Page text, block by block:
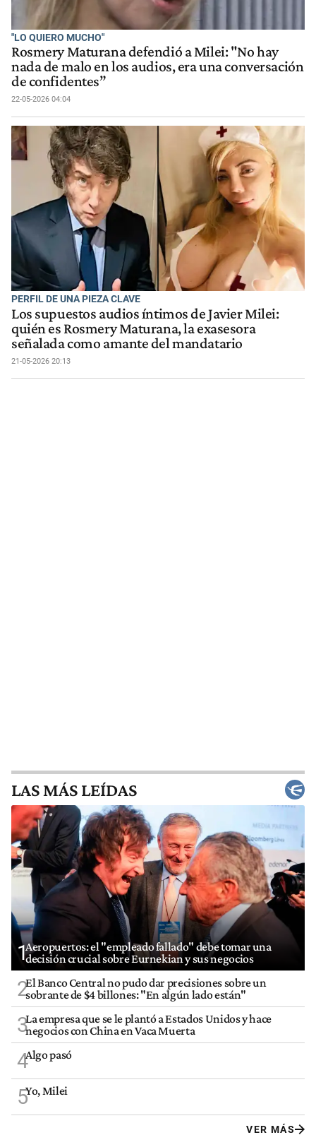
"LO QUIERO MUCHO"
Rosmery Maturana defendió a Milei: "No hay
nada de malo en los audios, era una conversación
de confidentes”
22-05-2026 04:04
PERFIL DE UNA PIEZA CLAVE
Los supuestos audios íntimos de Javier Milei:
quién es Rosmery Maturana, la exasesora
señalada como amante del mandatario
21-05-2026 20:13
LAS MÁS LEÍDAS
1Aeropuertos: el "empleado fallado" debe tomar una
decisión crucial sobre Eurnekian y sus negocios
2El Banco Central no pudo dar precisiones sobre un
sobrante de $4 billones: "En algún lado están"
3La empresa que se le plantó a Estados Unidos y hace
negocios con China en Vaca Muerta
4Algo pasó
5Yo, Milei
VER MÁS